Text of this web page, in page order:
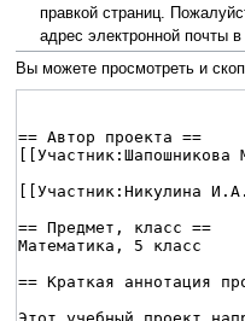
правкой страниц.
адрес электронной почты в
Вы можете просмотреть и